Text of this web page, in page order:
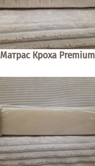
Матрас Кроха Premium